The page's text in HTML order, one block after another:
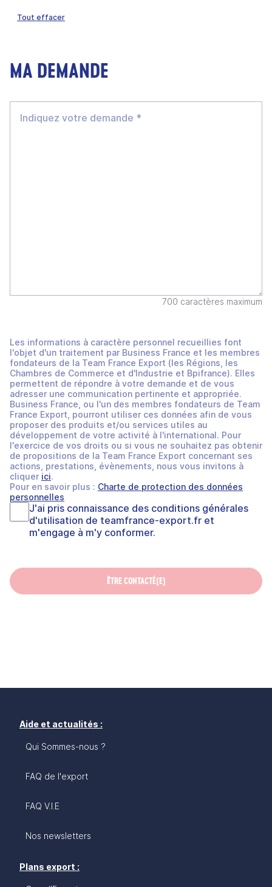
Tout effacer
MA DEMANDE
700 caractères maximum
Les informations à caractère personnel recueillies font
l'objet d'un traitement par Business France et les membres
fondateurs de la Team France Export (les Régions, les
Chambres de Commerce et d'Industrie et Bpifrance). Elles
permettent de répondre à votre demande et de vous
adresser une communication pertinente et appropriée.
Business France, ou l'un des membres fondateurs de Team
France Export, pourront utiliser ces données afin de vous
proposer des produits et/ou services utiles au
développement de votre activité à l'international. Pour
l'exercice de vos droits ou si vous ne souhaitez pas obtenir
de propositions de la Team France Export concernant ses
actions, prestations, évènements, nous vous invitons à
cliquer ici.
Pour en savoir plus : Charte de protection des données
personnelles
J'ai pris connaissance des conditions générales
d'utilisation de teamfrance-export.fr et
m'engage à m'y conformer.
ÊTRE CONTACTÉ(E)
Aide et actualités :
Qui Sommes-nous ?
FAQ de l'export
FAQ V.I.E
Nos newsletters
Plans export :